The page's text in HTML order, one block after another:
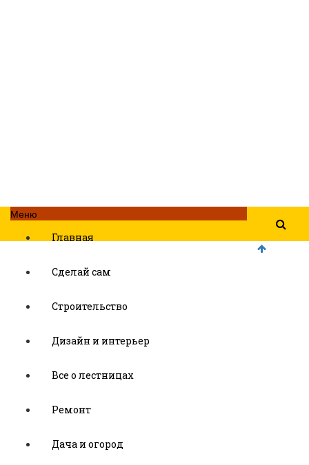
Меню
Главная
Сделай сам
Строительство
Дизайн и интерьер
Все о лестницах
Ремонт
Дача и огород